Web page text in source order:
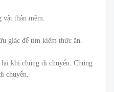
vật thân mềm.
giác để tìm kiếm thức ăn.
khi chúng di chuyển. Chúng
chuyển.